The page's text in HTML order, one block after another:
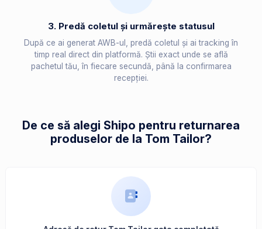
3. Predă coletul și urmărește statusul
După ce ai generat AWB-ul, predă coletul și ai tracking în
timp real direct din platformă. Știi exact unde se află
pachetul tău, în fiecare secundă, până la confirmarea
recepției.
De ce să alegi Shipo pentru returnarea
produselor de la Tom Tailor?